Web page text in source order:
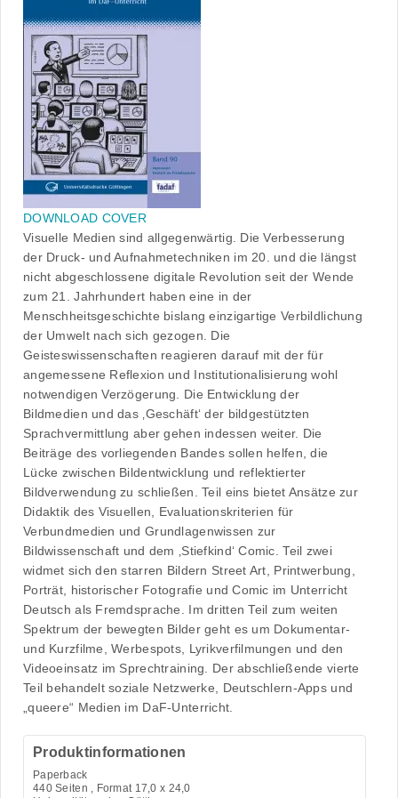
DOWNLOAD COVER
Visuelle Medien sind allgegenwärtig. Die Verbesserung
der Druck- und Aufnahmetechniken im 20. und die längst
nicht abgeschlossene digitale Revolution seit der Wende
zum 21. Jahrhundert haben eine in der
Menschheitsgeschichte bislang einzigartige Verbildlichung
der Umwelt nach sich gezogen. Die
Geisteswissenschaften reagieren darauf mit der für
angemessene Reflexion und Institutionalisierung wohl
notwendigen Verzögerung. Die Entwicklung der
Bildmedien und das ‚Geschäft‘ der bildgestützten
Sprachvermittlung aber gehen indessen weiter. Die
Beiträge des vorliegenden Bandes sollen helfen, die
Lücke zwischen Bildentwicklung und reflektierter
Bildverwendung zu schließen. Teil eins bietet Ansätze zur
Didaktik des Visuellen, Evaluationskriterien für
Verbundmedien und Grundlagenwissen zur
Bildwissenschaft und dem ‚Stiefkind‘ Comic. Teil zwei
widmet sich den starren Bildern Street Art, Printwerbung,
Porträt, historischer Fotografie und Comic im Unterricht
Deutsch als Fremdsprache. Im dritten Teil zum weiten
Spektrum der bewegten Bilder geht es um Dokumentar-
und Kurzfilme, Werbespots, Lyrikverfilmungen und den
Videoeinsatz im Sprechtraining. Der abschließende vierte
Teil behandelt soziale Netzwerke, Deutschlern-Apps und
„queere“ Medien im DaF-Unterricht.
Produktinformationen
Paperback
440Seiten , Format 17,0 x 24,0